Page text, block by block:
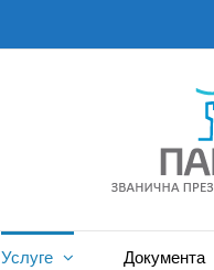
Услуге Документа